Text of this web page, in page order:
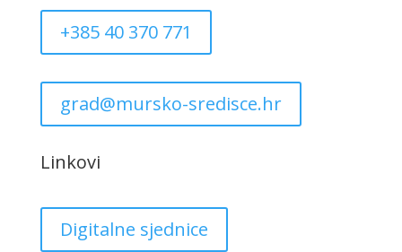
+385 40 370 771
grad@mursko-sredisce.hr
Linkovi
Digitalne sjednice